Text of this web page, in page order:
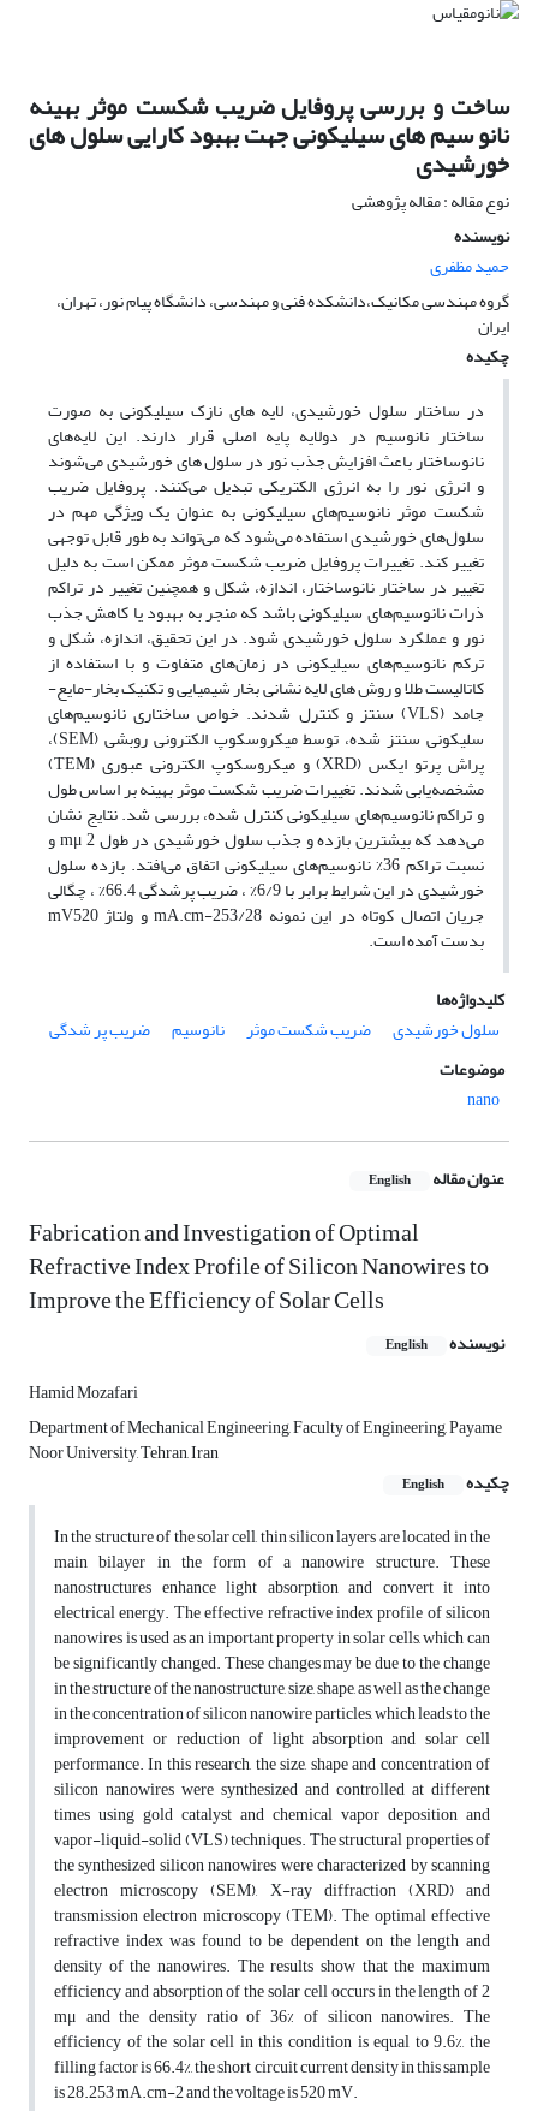
ساخت و بررسی پروفایل ضریب شکست موثر بهینه
نانو سیم های سیلیکونی جهت بهبود کارایی سلول های
خورشیدی
نوع مقاله : مقاله پژوهشی
نویسنده
حمید مظفری
گروه مهندسی مکانیک،دانشکده فنی و مهندسی، دانشگاه پیام نور، تهران،
ایران
چکیده
در ساختار سلول خورشیدی، لایه های نازک سیلیکونی به صورت
ساختار نانوسیم در دولایه پایه اصلی قرار دارند. این لایه‌های
نانوساختار باعث افزایش جذب نور در سلول های خورشیدی می‌شوند
و انرژی نور را به انرژی الکتریکی تبدیل می‌کنند. پروفایل ضریب
شکست موثر نانوسیم‌های سیلیکونی به عنوان یک ویژگی مهم در
سلول‌های خورشیدی استفاده می‌شود که می‌تواند به طور قابل توجهی
تغییر کند. تغییرات پروفایل ضریب شکست موثر ممکن است به دلیل
تغییر در ساختار نانوساختار، اندازه، شکل و همچنین تغییر در تراکم
ذرات نانوسیم‌های سیلیکونی باشد که منجر به بهبود یا کاهش جذب
نور و عملکرد سلول خورشیدی شود. در این تحقیق، اندازه، شکل و
ترکم نانوسیم‌های سیلیکونی در زمان‌های متفاوت و با استفاده از
کاتالیست طلا‌ و روش های لایه نشانی بخار شیمیایی و تکنیک بخار-مایع-
جامد (VLS) سنتز و کنترل شدند. خواص ساختاری نانوسیم‌های
سلیکونی سنتز شده، توسط میکروسکوپ الکترونی روبشی (SEM)،
پراش پرتو ایکس (XRD) و میکروسکوپ الکترونی عبوری (TEM)
مشخصه‌یابی شدند. تغییرات ضریب شکست موثر بهینه بر اساس طول
و تراکم نانوسیم‌های سیلیکونی کنترل شده، بررسی شد. نتایج نشان
می‌دهد که بیشترین بازده و جذب سلول خورشیدی در طول mμ 2 و
نسبت تراکم 36% نانوسیم‌های سیلیکونی اتفاق می‌افتد. بازده سلول
خورشیدی در این شرایط برابر با 6/9% ، ضریب پرشدگی 66.4% ، چگالی
جریان اتصال کوتاه در این نمونه mA.cm-253/28 و ولتاژ mV520
بدست آمده است.
کلیدواژه‌ها
سلول خورشیدی
ضریب شکست موثر نانوسیم
ضریب پر شدگی
موضوعات
nano
عنوان مقاله English
Fabrication and Investigation of Optimal
Refractive Index Profile of Silicon Nanowires to
Improve the Efficiency of Solar Cells
نویسنده English
Hamid Mozafari
Department of Mechanical Engineering, Faculty of Engineering, Payame
Noor University, Tehran, Iran
چکیده
English
In the structure of the solar cell, thin silicon layers are located in the
main bilayer in the form of a nanowire structure. These
nanostructures enhance light absorption and convert it into
electrical energy. The effective refractive index profile of silicon
nanowires is used as an important property in solar cells, which can
be significantly changed. These changes may be due to the change
in the structure of the nanostructure, size, shape, as well as the change
in the concentration of silicon nanowire particles, which leads to the
improvement or reduction of light absorption and solar cell
performance. In this research, the size, shape and concentration of
silicon nanowires were synthesized and controlled at different
times using gold catalyst and chemical vapor deposition and
vapor-liquid-solid (VLS) techniques. The structural properties of
the synthesized silicon nanowires were characterized by scanning
electron microscopy (SEM), X-ray diffraction (XRD) and
transmission electron microscopy (TEM). The optimal effective
refractive index was found to be dependent on the length and
density of the nanowires. The results show that the maximum
efficiency and absorption of the solar cell occurs in the length of 2
mμ and the density ratio of 36% of silicon nanowires. The
efficiency of the solar cell in this condition is equal to 9.6%, the
filling factor is 66.4%, the short circuit current density in this sample
is 28.253 mA.cm-2 and the voltage is 520 mV.